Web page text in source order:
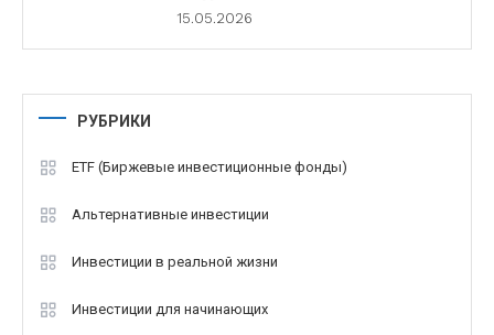
15.05.2026
РУБРИКИ
ETF (Биржевые инвестиционные фонды)
Альтернативные инвестиции
Инвестиции в реальной жизни
Инвестиции для начинающих